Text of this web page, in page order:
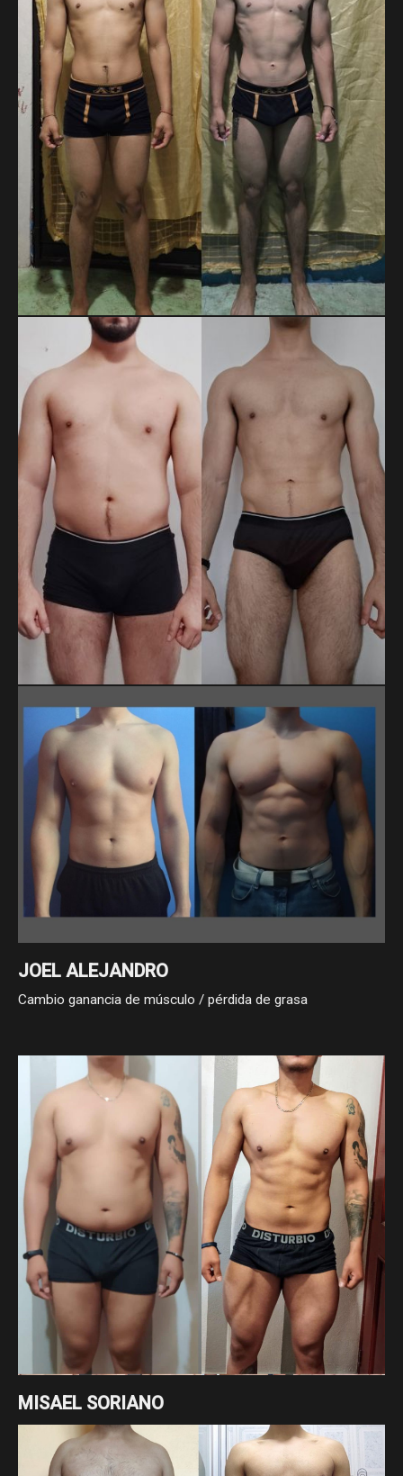
RICARDO YAHIR ROJAS RUIZ
En 14 meses, Ricardo pasó de 71.8 a 65.5 kg y redujo su
cintura de 85 a 74 cm. Son más de 6 kg y 11 cm menos,
resultado de su disciplina y constancia a lo largo del proceso.
LUIS FERNANDO ESCALONA CONTRERAS
En 20 meses, Luis Fernando bajó de 79.8 a 71.9 kg y redujo
su cintura de 99 a 78.5 cm. Son casi 8 kg y más de 20 cm
menos, logrados con constancia y disciplina en su proceso.
JOEL ALEJANDRO
Cambio ganancia de músculo / pérdida de grasa
MISAEL SORIANO
Cambio enfocado a recomposición corporal